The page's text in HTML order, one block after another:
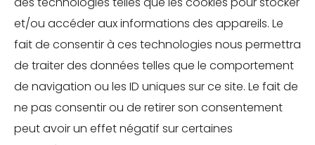
et/ou accéder aux informations des appareils. Le
fait de consentir à ces technologies nous permettra
de traiter des données telles que le comportement
de navigation ou les ID uniques sur ce site. Le fait de
ne pas consentir ou de retirer son consentement
peut avoir un effet négatif sur certaines
TOURISME
ENVIRONNEMENT
IMMOBILIER